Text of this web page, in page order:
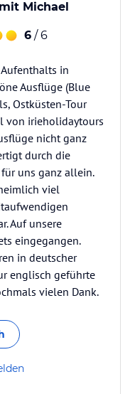
Michael
6 / 6
in
Ausflüge (Blue
Ostküsten-Tour
von irieholidaytours
nicht ganz
durch die
uns ganz allein.
viel
Auf unsere
eingegangen.
in deutscher
englisch geführte
vielen Dank.